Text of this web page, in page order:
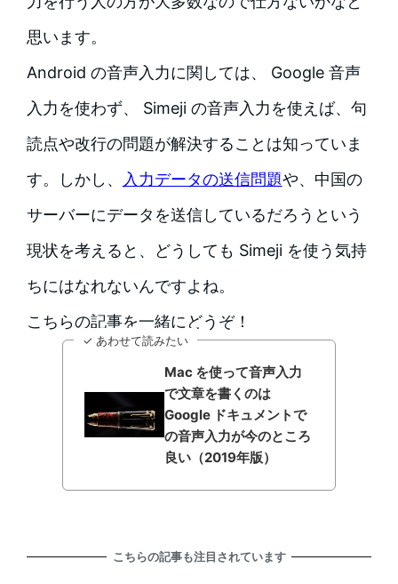
思います。
Android の音声入力に関しては、 Google 音声
入力を使わず、 Simeji の音声入力を使えば、句
読点や改行の問題が解決することは知っていま
す。しかし、
入力データの送信問題や、中国の
サーバーにデータを送信しているだろうという
現状を考えると、どうしても Simeji を使う気持
ちにはなれないんですよね。
こちらの記事を一緒にどうぞ！
✓ あわせて読みたい
Mac を使って音声入力
で文章を書くのは
Google ドキュメントで
の音声入力が今のところ
良い（2019年版）
こちらの記事も注目されています